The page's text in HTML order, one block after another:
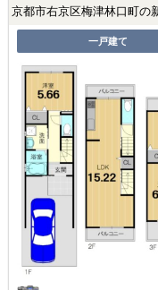
京都市右京区梅津林口町の
一戸建て